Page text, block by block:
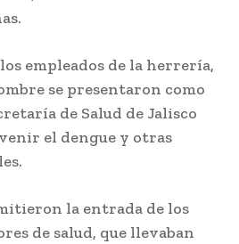
empleados de la herrería,
se presentaron como
de Salud de Jalisco
el dengue y otras
la entrada de los
de salud, que llevaban